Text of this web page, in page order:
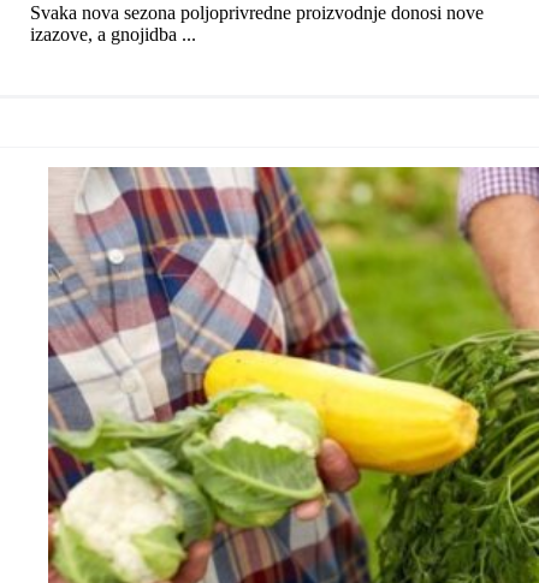
Svaka nova sezona poljoprivredne proizvodnje donosi nove
izazove, a gnojidba ...